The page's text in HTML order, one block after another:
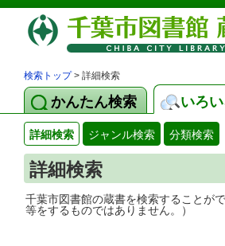
検索トップ> 詳細検索
かんたん検索 いろ
詳細検索 ジャンル検索 分類検索
詳細検索
千葉市図書館の蔵書を検
等をするものではありません。）